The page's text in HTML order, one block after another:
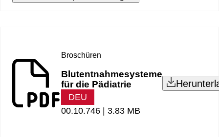
Broschüren
Blutentnahmesysteme
für die Pädiatrie
DEU
00.10.746 | 3.83 MB